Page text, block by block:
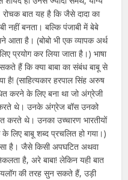
रोचक बात यह है कि जैसे दादा का
नहीं बनता। बल्कि पंजाबी में बेबे
आता है। (बोबो भी एक व्यापक अर्थ
प्रयोग कर लिया जाता है।) भाषा
हैं कि क्या बाबा का संबंध बाबू से
(साहित्यकार हरपाल सिंह अरुष
करने के लिए बना था जो अंग्रेजी
करते थे। उनके अंग्रेज बॉस उनको
करते थे। उनका उच्चारण भारतीयों
के लिए बाबू शब्द प्रचलित हो गया।)
है। जैसे किसी अपघटित अथवा
है, अरे बाबा! लेकिन यही बात
की तरह सुन सकते हैं, उड़ी